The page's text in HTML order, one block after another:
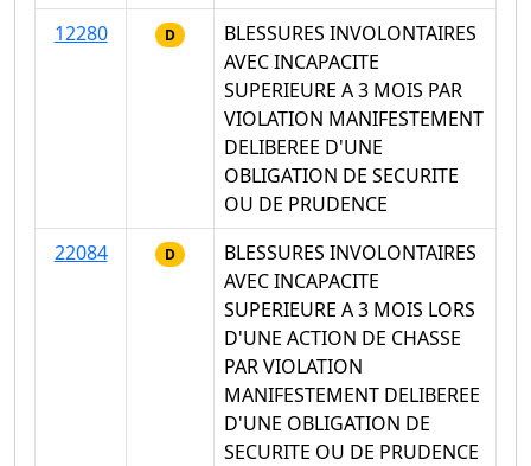
12280
D
BLESSURES INVOLONTAIRES
AVEC INCAPACITE
SUPERIEURE A 3 MOIS PAR
VIOLATION MANIFESTEMENT
DELIBEREE D'UNE
OBLIGATION DE SECURITE
OU DE PRUDENCE
22084
D
BLESSURES INVOLONTAIRES
AVEC INCAPACITE
SUPERIEURE A 3 MOIS LORS
D'UNE ACTION DE CHASSE
PAR VIOLATION
MANIFESTEMENT DELIBEREE
D'UNE OBLIGATION DE
SECURITE OU DE PRUDENCE